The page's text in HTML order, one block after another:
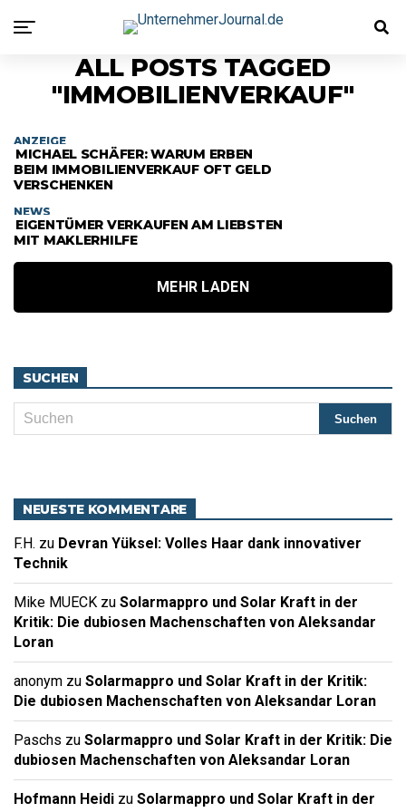
ALL POSTS TAGGED
"IMMOBILIENVERKAUF"
ANZEIGE
MICHAEL SCHÄFER: WARUM ERBEN
BEIM IMMOBILIENVERKAUF OFT GELD
VERSCHENKEN
NEWS
EIGENTÜMER VERKAUFEN AM LIEBSTEN
MIT MAKLERHILFE
MEHR LADEN
SUCHEN
NEUESTE KOMMENTARE
F.H. zu Devran Yüksel: Volles Haar dank innovativer
Technik
Mike MUECK zu Solarmappro und Solar Kraft in der
Kritik: Die dubiosen Machenschaften von Aleksandar
Loran
anonym zu Solarmappro und Solar Kraft in der Kritik:
Die dubiosen Machenschaften von Aleksandar Loran
Paschs zu Solarmappro und Solar Kraft in der Kritik: Die
dubiosen Machenschaften von Aleksandar Loran
Hofmann Heidi zu Solarmappro und Solar Kraft in der